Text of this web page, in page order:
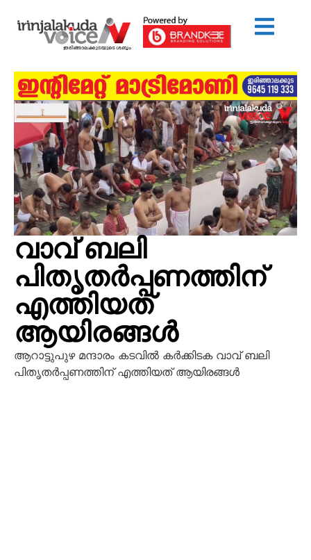
വാവ് ബലി
പിതൃതർപ്പണത്തിന്
എത്തിയത്
ആയിരങ്ങൾ
ആറാട്ടുപുഴ മന്ദാരം കടവിൽ കർക്കിടക വാവ് ബലി
പിതൃതർപ്പണത്തിന് എത്തിയത് ആയിരങ്ങൾ